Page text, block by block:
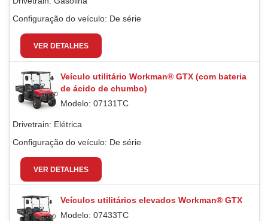
Configuração do veículo: De série
VER DETALHES
Veículo utilitário Workman® GTX (com bateria
de ácido de chumbo)
Modelo: 07131TC
Drivetrain: Elétrica
Configuração do veículo: De série
VER DETALHES
Veículos utilitários elevados Workman® GTX
Modelo: 07433TC